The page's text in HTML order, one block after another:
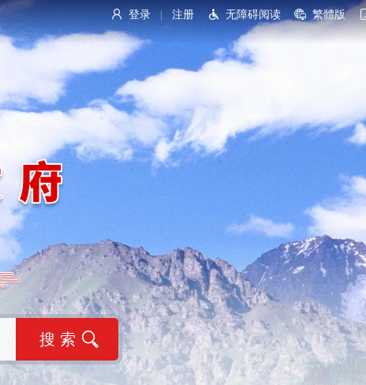
登录 注册 无障碍阅读 繁體版